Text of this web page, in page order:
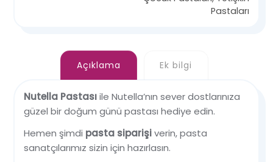
Pastaları
Açıklama Ek bilgi
Nutella Pastasıile Nutella’nın sever dostlarınıza
güzel bir doğum günü pastası hediye edin.
Hemen şimdi pasta siparişiverin, pasta
sanatçılarımız sizin için hazırlasın.